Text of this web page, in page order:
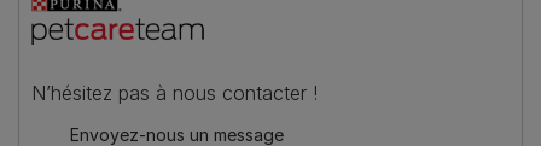
N’hésitez pas à nous contacter !
Envoyez-nous un message